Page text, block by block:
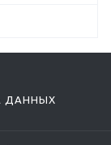
ДАННЫХ